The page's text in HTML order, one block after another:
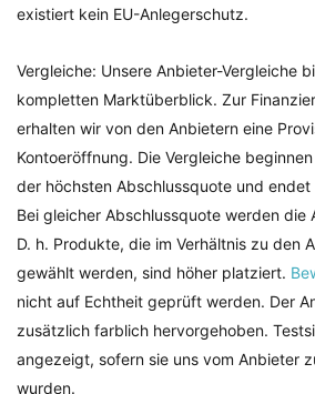
existiert kein EU-Anlegerschutz.
Vergleiche: Unsere Anbieter-Vergleiche
kompletten Marktüberblick. Zur
erhalten wir von den Anbietern eine
Kontoeröffnung. Die Vergleiche
der höchsten Abschlussquote und
Bei gleicher Abschlussquote werden die
D. h. Produkte, die im Verhältnis zu den
gewählt werden, sind höher platziert.
nicht auf Echtheit geprüft werden. Der
zusätzlich farblich hervorgehoben.
angezeigt, sofern sie uns vom Anbieter
wurden.